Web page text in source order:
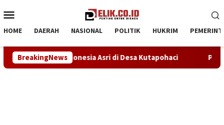
ke
Mobile
HOME DAERAH NASIONAL POLITIK HUKRIM
BreakingNews
Kutapohaci Proyek Rehabilitasi Ruang Kelas SDN